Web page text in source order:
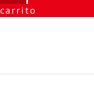
carrito